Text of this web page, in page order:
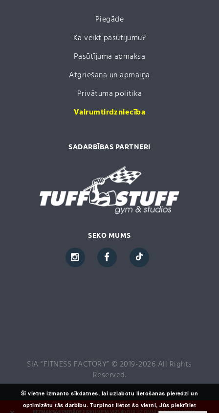
Piegāde
Kā veikt pasūtījumu?
Pasūtījuma apmaksa
Atgriešana un apmaiņa
Privātuma politika
Vairumtirdzniecība
SADARBĪBAS PARTNERI
SEKO MUMS
SIA “FITNESS FACTORY” © 2019-2026 All Rights
Reserved.
Šī vietne izmanto sīkdatnes, lai uzlabotu lietošanas pieredzi un
optimizētu tās darbību. Turpinot lietot šo vietni, Jūs piekrītiet